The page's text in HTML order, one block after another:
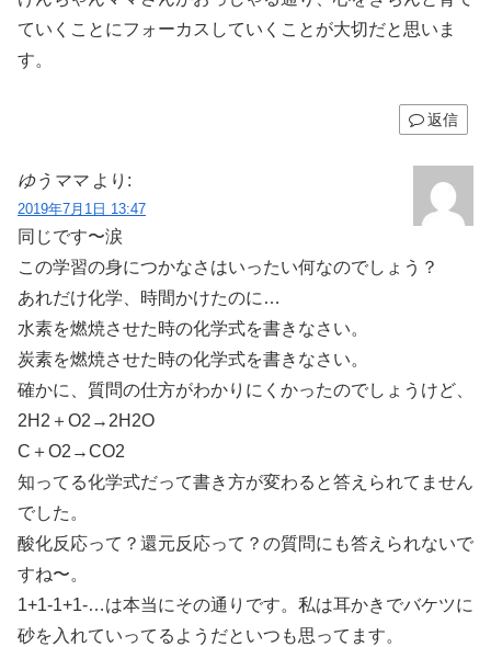
ていくことにフォーカスしていくことが大切だと思いま
す。
返信
ゆうママ より:
2019年7月1日 13:47
同じです〜涙
この学習の身につかなさはいったい何なのでしょう？
あれだけ化学、時間かけたのに…
水素を燃焼させた時の化学式を書きなさい。
炭素を燃焼させた時の化学式を書きなさい。
確かに、質問の仕方がわかりにくかったのでしょうけど、
2H2＋O2→2H2O
C＋O2→CO2
知ってる化学式だって書き方が変わると答えられてません
でした。
酸化反応って？還元反応って？の質問にも答えられないで
すね〜。
1+1-1+1-…は本当にその通りです。私は耳かきでバケツに
砂を入れていってるようだといつも思ってます。